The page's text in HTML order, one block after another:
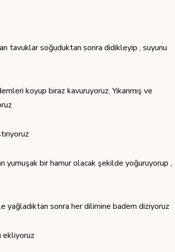
tavuklar soğuduktan sonra didikleyip , suyunu
koyup biraz kavuruyoruz. Yıkanmış ve
yumuşak bir hamur olacak şekilde yoğuruyorup ,
yağladıktan sonra her dilimine badem diziyoruz
ekliyoruz